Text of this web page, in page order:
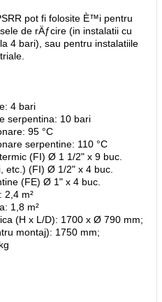
pot fi folosite È™i pentru
de rÄƒcire (in instalatii cu
4 bari), sau pentru instalatiile
4 bari
serpentina: 10 bari
95 °C
serpentine: 110 °C
(FI) Ø 1 1/2" x 9 buc.
etc.) (FI) Ø 1/2" x 4 buc.
(FE) Ø 1" x 4 buc.
2,4 m²
1,8 m²
(H x L/D): 1700 x Ø 790 mm;
montaj): 1750 mm;